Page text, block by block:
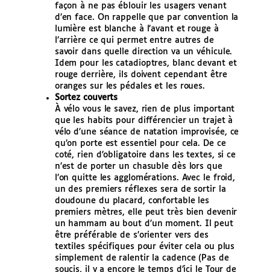
façon à ne pas éblouir les usagers venant
d’en face. On rappelle que par convention la
lumière est blanche à l’avant et rouge à
l’arrière ce qui permet entre autres de
savoir dans quelle direction va un véhicule.
Idem pour les catadioptres, blanc devant et
rouge derrière, ils doivent cependant être
oranges sur les pédales et les roues.
Sortez couverts
À vélo vous le savez, rien de plus important
que les habits pour différencier un trajet à
vélo d’une séance de natation improvisée, ce
qu’on porte est essentiel pour cela. De ce
coté, rien d’obligatoire dans les textes, si ce
n’est de porter un chasuble dès lors que
l’on quitte les agglomérations. Avec le froid,
un des premiers réflexes sera de sortir la
doudoune du placard, confortable les
premiers mètres, elle peut très bien devenir
un hammam au bout d’un moment. Il peut
être préférable de s’orienter vers des
textiles spécifiques pour éviter cela ou plus
simplement de ralentir la cadence (Pas de
soucis, il y a encore le temps d’ici le Tour de